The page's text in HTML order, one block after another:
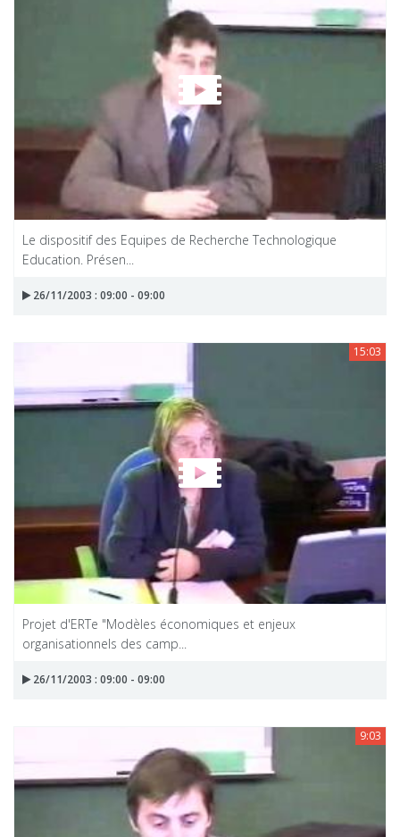
Le dispositif des Equipes de Recherche Technologique
Education. Présen...
26/11/2003 : 09:00 - 09:00
15:03
Projet d'ERTe "Modèles économiques et enjeux
organisationnels des camp...
26/11/2003 : 09:00 - 09:00
9:03